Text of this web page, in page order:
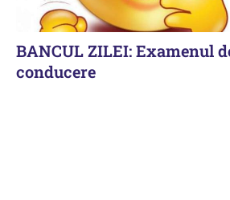
BANCUL ZILEI: Examenul
conducere